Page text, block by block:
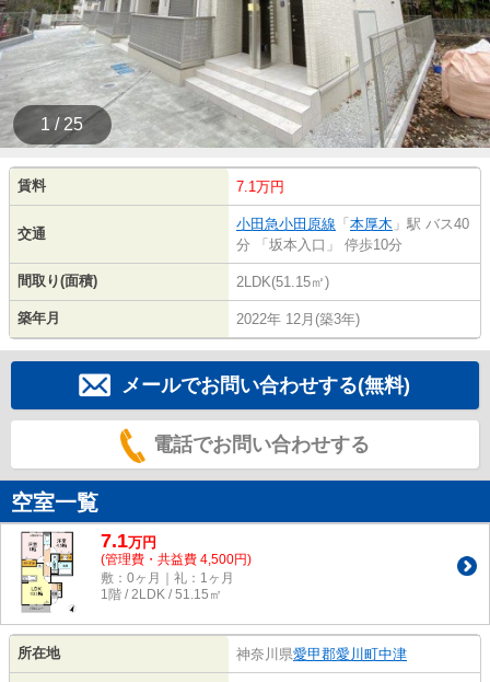
1 / 25
賃料 7.1万円
交通
小田急小田原線 「 本厚木 」駅 バス40
分 「坂本入口」 停歩10分
間取り(面積) 2LDK(51.15㎡)
築年月 2022年 12月(築3年)
メールでお問い合わせする(無料)
電話でお問い合わせする
空室一覧
7.1万円
(管理費・共益費 4,500円)
敷：0ヶ月｜礼：1ヶ月
1階 / 2LDK / 51.15㎡
所在地 神奈川県愛甲郡愛川町中津